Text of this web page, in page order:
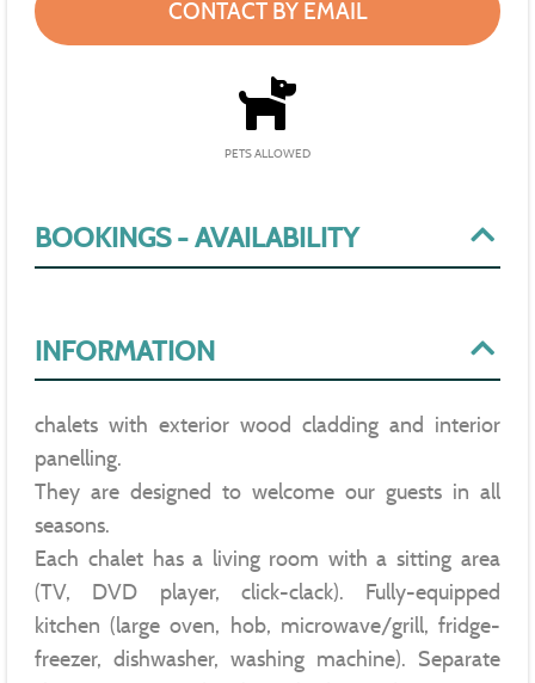
BOOKINGS - AVAILABILITY
INFORMATION
chalets with exterior wood cladding and interior
panelling.
They are designed to welcome our guests in all
seasons.
Each chalet has a living room with a sitting area
(TV, DVD player, click-clack). Fully-equipped
kitchen (large oven, hob, microwave/grill, fridge-
freezer, dishwasher, washing machine). Separate
CONTACT BY EMAIL
PETS ALLOWED